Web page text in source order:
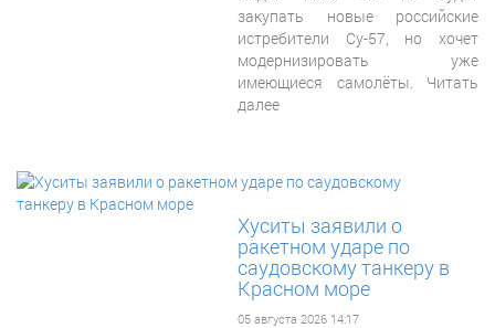
закупать новые российские
истребители Су-57, но хочет
модернизировать уже
имеющиеся самолёты. Читать
далее
Хуситы заявили о
ракетном ударе по
саудовскому танкеру в
Красном море
05 августа 2026 14:17